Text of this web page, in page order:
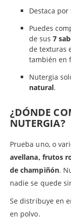
Destaca por
Puedes
de sus 7
de texturas
también en
Nutergia
natural.
¿DÓNDE
NUTERGIA?
Prueba uno, o
avellana, frutos
de champiñón.
nadie se quede
Se distribuye en
en polvo.